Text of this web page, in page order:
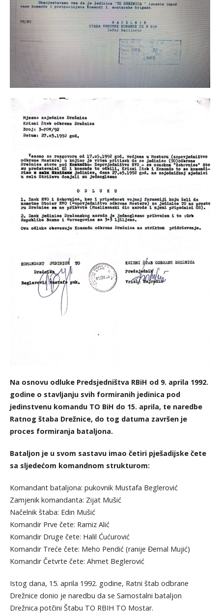
Na osnovu odluke Predsjedništva RBiH od 9. aprila 1992.
godine o stavljanju svih formiranih jedinica pod
jedinstvenu komandu TO BiH do 15. aprila, te naredbe
Ratnog štaba Drežnice, do tog datuma završen je
proces formiranja bataljona.
Bataljon je u svom sastavu imao četiri pješadijske čete
sa sljedećom komandnom strukturom:
Komandant bataljona: pukovnik Mustafa Beglerović
Zamjenik komandanta: Zijat Mušić
Načelnik štaba: Edin Mušić
Komandir Prve čete: Ramiz Alić
Komandir Druge čete: Halil Ćućurović
Komandir Treće čete: Meho Pendić (ranije Đemal Mujić)
Komandir Četvrte čete: Ahmet Beglerović
Istog dana, 15. aprila 1992. godine, Ratni štab odbrane
Drežnice donio je naredbu da se Samostalni bataljon
Drežnica potčini Štabu TO RBIH TO Mostar.